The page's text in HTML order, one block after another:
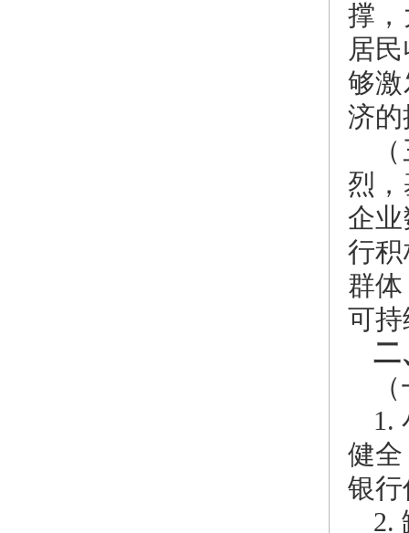
撑
居
够
济的
烈
企
行
群
可持
二
1.
健
银行
2.